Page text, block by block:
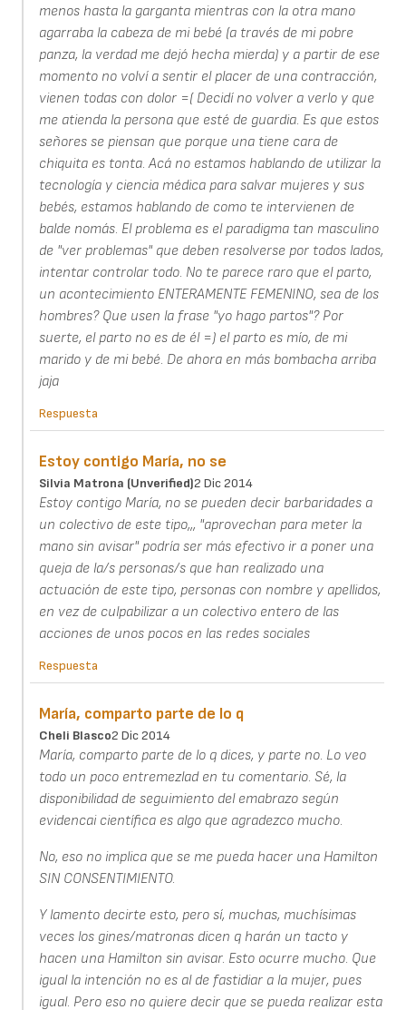
menos hasta la garganta mientras con la otra mano
agarraba la cabeza de mi bebé (a través de mi pobre
panza, la verdad me dejó hecha mierda) y a partir de ese
momento no volví a sentir el placer de una contracción,
vienen todas con dolor =( Decidí no volver a verlo y que
me atienda la persona que esté de guardia. Es que estos
señores se piensan que porque una tiene cara de
chiquita es tonta. Acá no estamos hablando de utilizar la
tecnología y ciencia médica para salvar mujeres y sus
bebés, estamos hablando de como te intervienen de
balde nomás. El problema es el paradigma tan masculino
de "ver problemas" que deben resolverse por todos lados,
intentar controlar todo. No te parece raro que el parto,
un acontecimiento ENTERAMENTE FEMENINO, sea de los
hombres? Que usen la frase "yo hago partos"? Por
suerte, el parto no es de él =) el parto es mío, de mi
marido y de mi bebé. De ahora en más bombacha arriba
jaja
Respuesta
Estoy contigo María, no se
Silvia Matrona (unverified)2 Dic 2014
Estoy contigo María, no se pueden decir barbaridades a
un colectivo de este tipo,,, "aprovechan para meter la
mano sin avisar" podría ser más efectivo ir a poner una
queja de la/s personas/s que han realizado una
actuación de este tipo, personas con nombre y apellidos,
en vez de culpabilizar a un colectivo entero de las
acciones de unos pocos en las redes sociales
Respuesta
María, comparto parte de lo q
Cheli Blasco2 Dic 2014
María, comparto parte de lo q dices, y parte no. Lo veo
todo un poco entremezlad en tu comentario. Sé, la
disponibilidad de seguimiento del emabrazo según
evidencai científica es algo que agradezco mucho.
No, eso no implica que se me pueda hacer una Hamilton
SIN CONSENTIMIENTO.
Y lamento decirte esto, pero sí, muchas, muchísimas
veces los gines/matronas dicen q harán un tacto y
hacen una Hamilton sin avisar. Esto ocurre mucho. Que
igual la intención no es al de fastidiar a la mujer, pues
igual. Pero eso no quiere decir que se pueda realizar esta